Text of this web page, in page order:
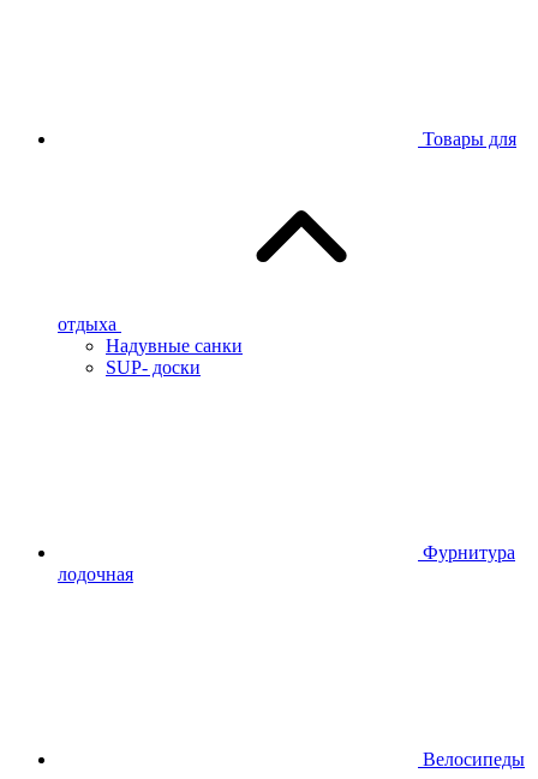
Товары для
отдыха
Надувные санки
SUP- доски
Фурнитура
лодочная
Велосипеды